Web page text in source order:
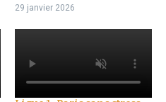
29 janvier 2026